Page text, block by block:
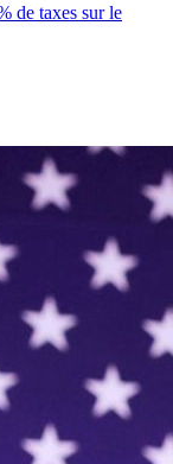
de taxes sur le